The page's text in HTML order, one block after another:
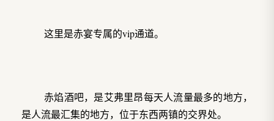
这里是赤宴专属的vip通道。
赤焰酒吧，是艾弗里昂每天人流量最多的地方，
是人流最汇集的地方，位于东西两镇的交界处。